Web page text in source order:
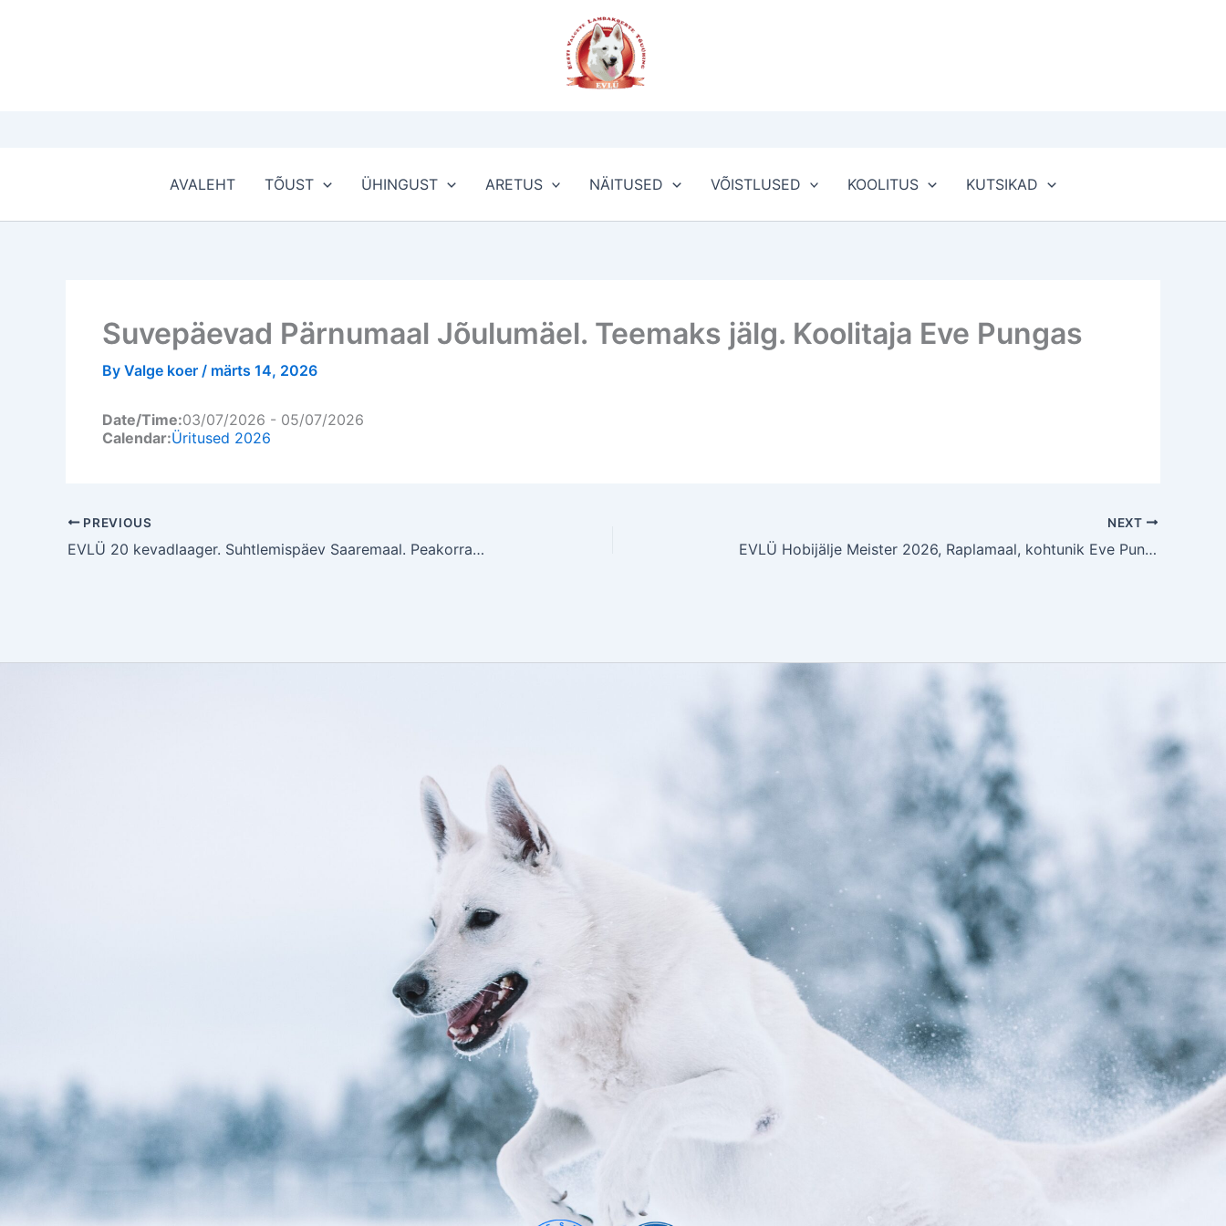
AVALEHT TÕUST ÜHINGUST ARETUS NÄITUSED VÕISTLUSED KOOLITUS KUTSIKAD
Suvepäevad Pärnumaal Jõulumäel. Teemaks jälg. Koolitaja Eve Pungas
By Valge koer / märts 14, 2026
Date/Time:03/07/2026 - 05/07/2026
Calendar:Üritused 2026
PREVIOUS
EVLÜ 20 kevadlaager. Suhtlemispäev Saaremaal. Peakorraldaja Kersti Pink
NEXT
EVLÜ Hobijälje Meister 2026, Raplamaal, kohtunik Eve Pungas